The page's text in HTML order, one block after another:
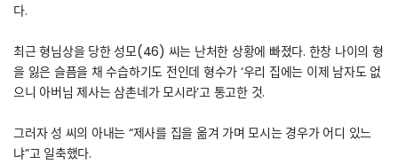
다.
최근 형님상을 당한 성모(46) 씨는 난처한 상황에 빠졌다. 한창 나이의 형
을 잃은 슬픔을 채 수습하기도 전인데 형수가 ‘우리 집에는 이제 남자도 없
으니 아버님 제사는 삼촌네가 모시라’고 통고한 것.
그러자 성 씨의 아내는 “제사를 집을 옮겨 가며 모시는 경우가 어디 있느
냐”고 일축했다.